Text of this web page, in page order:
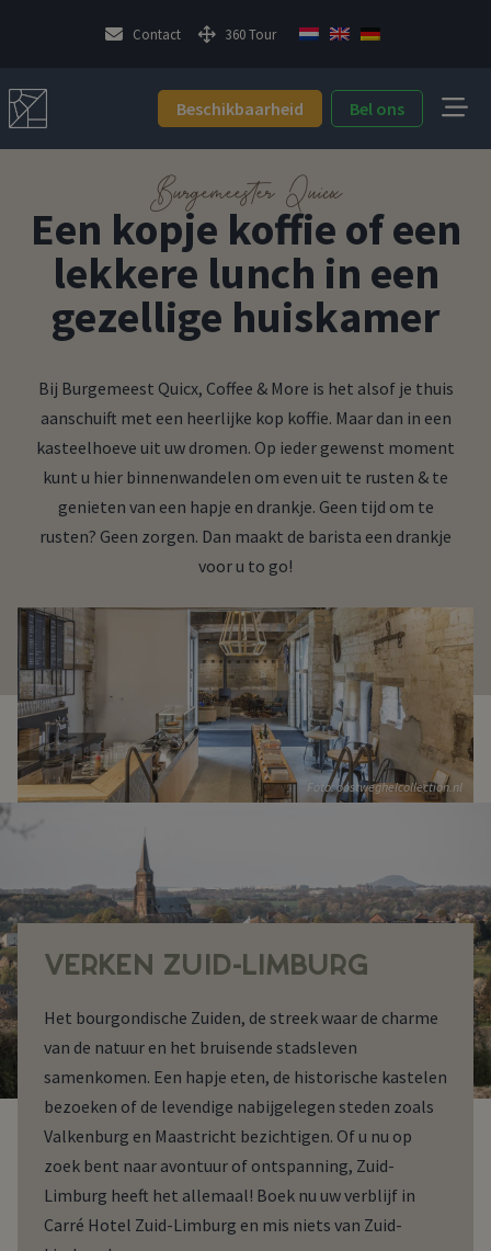
Contact 360 Tour
Beschikbaarheid Bel ons
Burgemeester Quicx
Een kopje koffie of een
lekkere lunch in een
gezellige huiskamer
Bij Burgemeest Quicx, Coffee & More is het alsof je thuis
aanschuift met een heerlijke kop koffie. Maar dan in een
kasteelhoeve uit uw dromen. Op ieder gewenst moment
kunt u hier binnenwandelen om even uit te rusten & te
genieten van een hapje en drankje. Geen tijd om te
rusten? Geen zorgen. Dan maakt de barista een drankje
voor u to go!
Foto: oostweghelcollection.nl
VERKEN ZUID-LIMBURG
Het bourgondische Zuiden, de streek waar de charme
van de natuur en het bruisende stadsleven
samenkomen. Een hapje eten, de historische kastelen
bezoeken of de levendige nabijgelegen steden zoals
Valkenburg en Maastricht bezichtigen. Of u nu op
zoek bent naar avontuur of ontspanning, Zuid-
Limburg heeft het allemaal! Boek nu uw verblijf in
Carré Hotel Zuid-Limburg en mis niets van Zuid-